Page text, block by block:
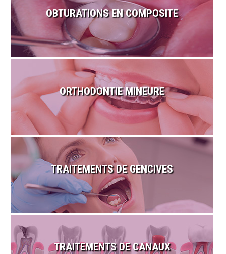
OBTURATIONS EN COMPOSITE
ORTHODONTIE MINEURE
TRAITEMENTS DE GENCIVES
TRAITEMENTS DE CANAUX